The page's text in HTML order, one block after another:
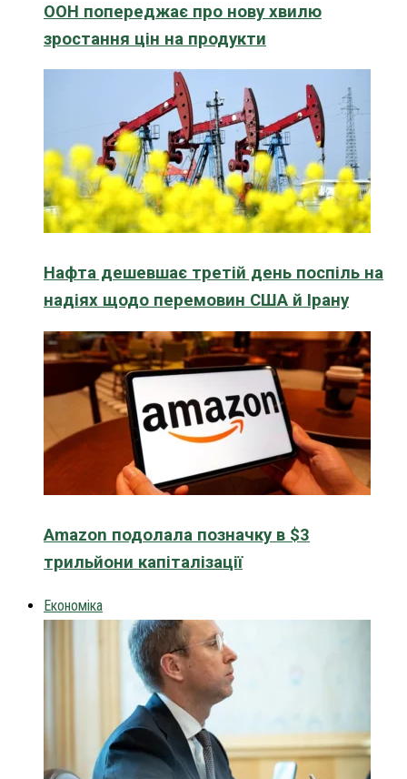
ООН попереджає про нову хвилю
зростання цін на продукти
Нафта дешевшає третій день поспіль на
надіях щодо перемовин США й Ірану
Amazon подолала позначку в $3
трильйони капіталізації
Економіка